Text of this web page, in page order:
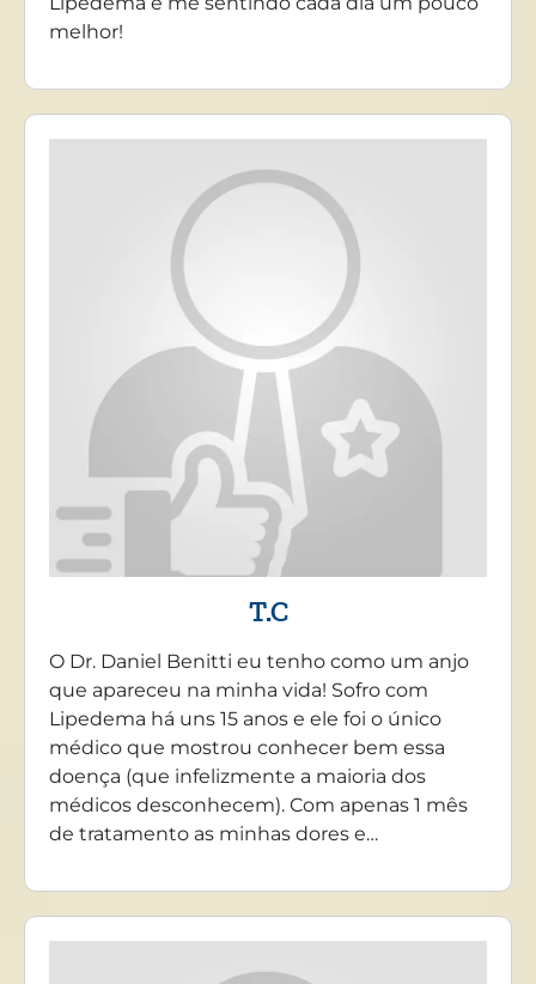
melhor!
T.C
O Dr. Daniel Benitti eu tenho como um anjo
que apareceu na minha vida! Sofro com
Lipedema há uns 15 anos e ele foi o único
médico que mostrou conhecer bem essa
doença (que infelizmente a maioria dos
médicos desconhecem). Com apenas 1 mês
de tratamento as minhas dores e…